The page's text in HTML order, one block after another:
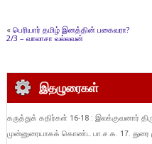
« பெரியார் தமிழ் இனத்தின் பகைவரா?
2/3 – வாலாசா வல்லவன்
இதழுரைகள்
கருத்துக் கதிர்கள் 16-18 : இலக்குவனார்
முன்னுரையாகக் கொண்ட பா.ச.க. 17. துரை